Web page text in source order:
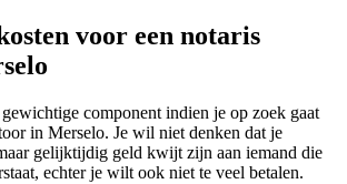
voor een notaris
component indien je op zoek gaat
in Merselo. Je wil niet denken dat je
gelijktijdig geld kwijt zijn aan iemand die
echter je wilt ook niet te veel betalen.